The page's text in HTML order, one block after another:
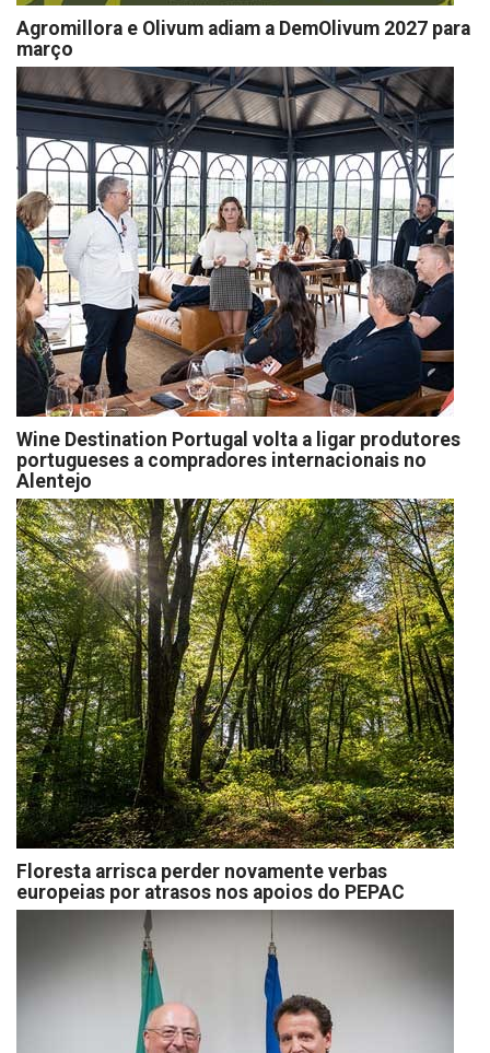
Agromillora e Olivum adiam a DemOlivum 2027 para
março
Wine Destination Portugal volta a ligar produtores
portugueses a compradores internacionais no
Alentejo
Floresta arrisca perder novamente verbas
europeias por atrasos nos apoios do PEPAC